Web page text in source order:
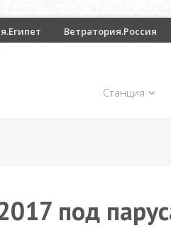
Ветратория.Россия
Станция
под